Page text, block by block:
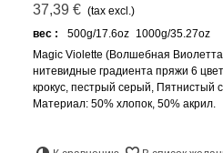
37,39 € (tax excl.)
вес :
500g/17.6oz 1000g/35.27oz
Magic Violette (Волшебная
нитевидные градиента пряжи 6
крокус, пестрый серый, Пятнистый
Материал: 50% хлопок, 50% акрил.